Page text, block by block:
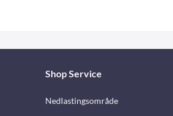
Shop Service
Nedlastingsområde